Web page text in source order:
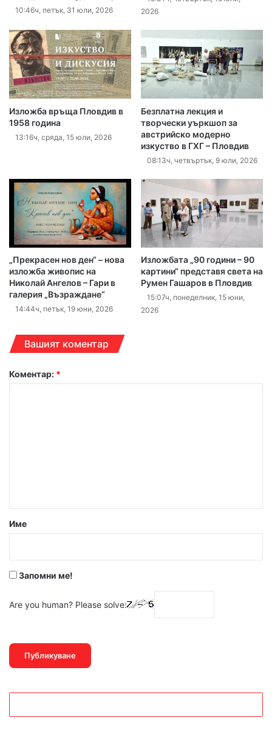
10:46ч, петък, 31 юли, 2026
2026
Изложба връща Пловдив в
1958 година
13:16ч, сряда, 15 юли, 2026
Безплатна лекция и
творчески уъркшоп за
австрийско модерно
изкуство в ГХГ – Пловдив
08:13ч, четвъртък, 9 юли, 2026
„Прекрасен нов ден“ – нова
изложба живопис на
Николай Ангелов – Гари в
галерия „Възраждане“
14:44ч, петък, 19 юни, 2026
Изложбата „90 години – 90
картини“ представя света на
Румен Гашаров в Пловдив
15:07ч, понеделник, 15 юни,
2026
Вашият коментар
Коментар: *
Име
Запомни ме!
Are you human? Please solve: